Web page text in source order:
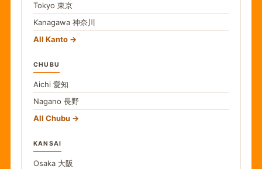
Tokyo 東京
Kanagawa 神奈川
All Kanto
CHUBU
Aichi 愛知
Nagano 長野
All Chubu
KANSAI
Osaka 大阪